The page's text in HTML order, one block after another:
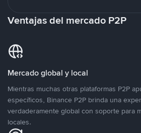
Ventajas del mercado P2P
Mercado global y local
Mientras muchas otras plataformas P2P
específicos, Binance P2P brinda una
verdaderamente global con soporte para
locales.